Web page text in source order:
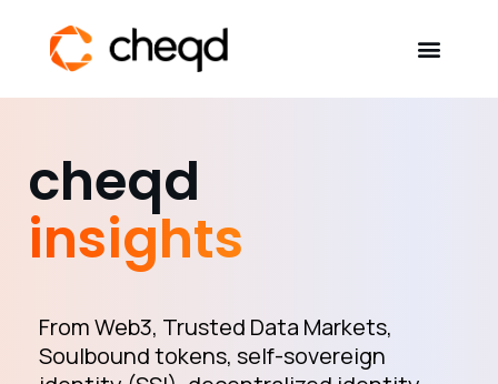
Developers
eBooks & Reports
SSI Explained
cheqd
insights
From Web3, Trusted Data Markets,
Soulbound tokens, self-sovereign